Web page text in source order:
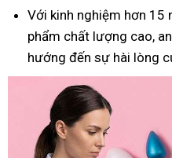
Với kinh nghiệm hơn 15
phẩm chất lượng cao,
hướng đến sự hài lòng